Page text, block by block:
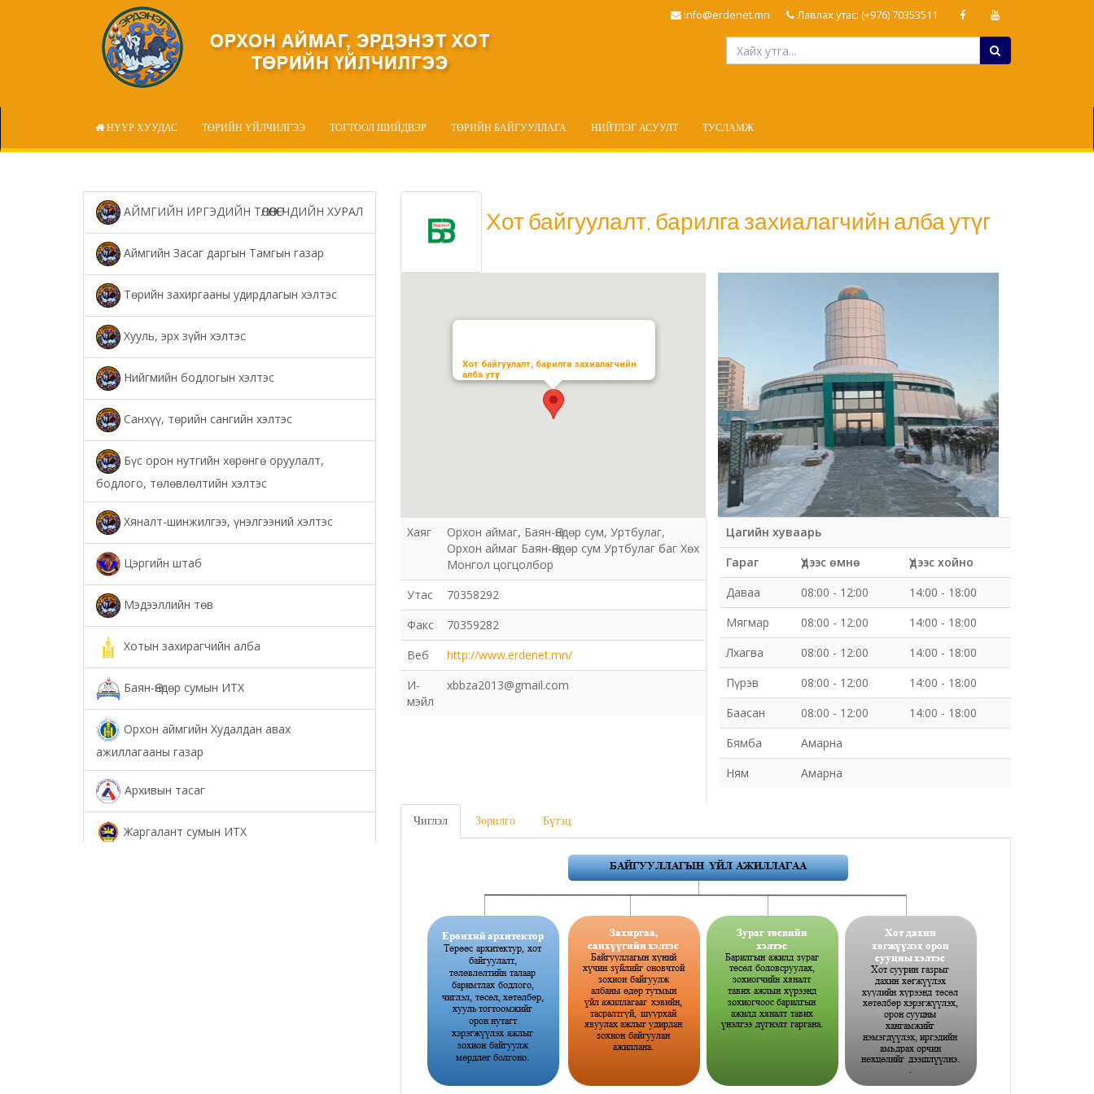
info@erdenet.mn Лавлах утас: (+976) 70353511
НҮҮР ХУУДАС ТӨРИЙН ҮЙЛЧИЛГЭЭ ТОГТООЛ ШИЙДВЭР ТӨРИЙН БАЙГУУЛЛАГА НИЙТЛЭГ АСУУЛТ ТУСЛАМЖ
АЙМГИЙН ИРГЭДИЙН ТӨЛӨӨЛӨГЧДИЙН ХУРАЛ
Аймгийн Засаг даргын Тамгын газар
Төрийн захиргааны удирдлагын хэлтэс
Хууль, эрх зүйн хэлтэс
Нийгмийн бодлогын хэлтэс
Санхүү, төрийн сангийн хэлтэс
Бүс орон нутгийн хөрөнгө оруулалт,
бодлого, төлөвлөлтийн хэлтэс
Хяналт-шинжилгээ, үнэлгээний хэлтэс
Цэргийн штаб
Мэдээллийн төв
Хотын захирагчийн алба
Баян-Өндөр сумын ИТХ
Орхон аймгийн Худалдан авах
ажиллагааны газар
Архивын тасаг
Жаргалант сумын ИТХ
Хот байгуулалт, барилга захиалагчийн алба утүг
Хот байгуулалт, барилга захиалагчийн
алба утүг
Хаяг
Орхон аймаг, Баян-Өндөр сум, Уртбулаг,
Орхон аймаг Баян-Өндөр сум Уртбулаг баг Хөх
Монгол цогцолбор
Утас
70358292
Факс
70359282
Веб
http://www.erdenet.mn/
И-
мэйл
xbbza2013@gmail.com
Цагийн хуваарь
Гараг
Үдээс өмнө
Үдээс хойно
Даваа
08:00 - 12:00
14:00 - 18:00
Мягмар
08:00 - 12:00
14:00 - 18:00
Лхагва
08:00 - 12:00
14:00 - 18:00
Пүрэв
08:00 - 12:00
14:00 - 18:00
Баасан
08:00 - 12:00
14:00 - 18:00
Бямба
Амарна
Ням
Амарна
Чиглэл Зорилго Бүтэц